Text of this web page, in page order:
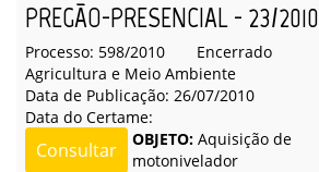
PREGÃO-PRESENCIAL - 23/2010
Processo: 598/2010
Encerrado
Agricultura e Meio Ambiente
Data de Publicação: 26/07/2010
Data do Certame:
Consultar OBJETO: Aquisição de
motonivelador